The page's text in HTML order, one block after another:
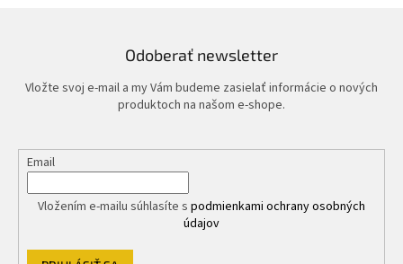
Odoberať newsletter
Vložte svoj e-mail a my Vám budeme zasielať informácie o nových
produktoch na našom e-shope.
Email
Vložením e-mailu súhlasíte s podmienkami ochrany osobných
údajov